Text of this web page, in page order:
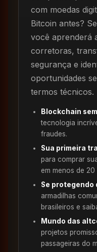
com moedas
Bitcoin antes?
você aprenderá
corretoras,
segurança e
oportunidades
termos técnicos.
Blockchain
tecnologia
fraudes.
Sua primeira
para comprar
em menos de
Se protegendo
armadilhas
brasileiros e
Mundo das
projetos
passageiras do